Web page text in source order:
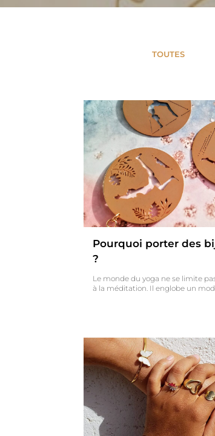
TOUTES
Pourquoi porter des
?
Le monde du yoga ne se limite
à la méditation. Il englobe un